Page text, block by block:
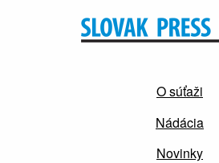
O súťaži
Nádácia
Novinky